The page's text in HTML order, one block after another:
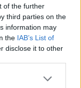
of the further
third parties on the
information may
the IAB’s List of
disclose it to other